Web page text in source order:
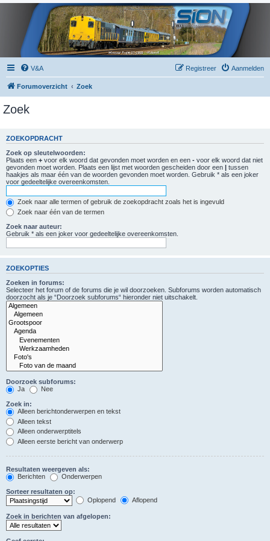
V&A Aanmelden
Registreer
Forumoverzicht Zoek
Zoek
ZOEKOPDRACHT
Zoek op sleutelwoorden:
Plaats een + voor elk woord dat gevonden moet worden en een - voor elk woord dat niet
gevonden moet worden. Plaats een lijst met woorden gescheiden door een | tussen
haakjes als maar één van de woorden gevonden moet worden. Gebruik * als een joker
voor gedeeltelijke overeenkomsten.
Zoek naar alle termen of gebruik de zoekopdracht zoals het is ingevuld
Zoek naar één van de termen
Zoek naar auteur:
Gebruik * als een joker voor gedeeltelijke overeenkomsten.
ZOEKOPTIES
Zoeken in forums:
Selecteer het forum of de forums die je wil doorzoeken. Subforums worden automatisch
doorzocht als je “Doorzoek subforums“ hieronder niet uitschakelt.
Doorzoek subforums:
Ja
Nee
Zoek in:
Alleen berichtonderwerpen en tekst
Alleen tekst
Alleen onderwerptitels
Alleen eerste bericht van onderwerp
Resultaten weergeven als:
Berichten
Onderwerpen
Sorteer resultaten op:
Oplopend
Aflopend
Zoek in berichten van afgelopen: